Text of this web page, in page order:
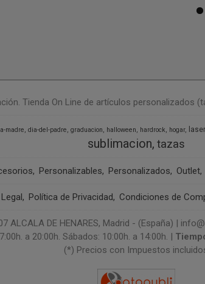
Tienda On Line de artículos personalizados
madre dia-del-padre graduacion halloween hardrock hogar laser
sublimacion tazas
Personalizables Personalizados Outlet
Política de Privacidad Condiciones de
ALCALA DE HENARES, Madrid - (España) |
a 20:00h. Sábados: 10:00h. a 14:00h. |
(*) Precios con Impuestos